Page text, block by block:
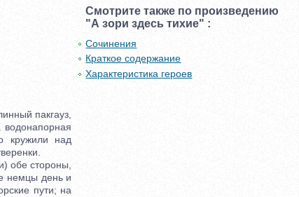
пакгауз,
кружили над
обе стороны,
немцы день и
пути; на
Смотрите также по произведению
"А зори здесь тихие" :
Сочинения
Краткое содержание
Характеристика героев